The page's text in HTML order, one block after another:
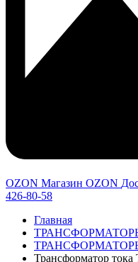
OZON Магазин OZON
426-80-58
Главная
Трансформатор